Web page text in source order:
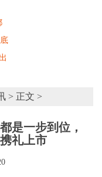
> 正文 >
是一步到位，
礼上市